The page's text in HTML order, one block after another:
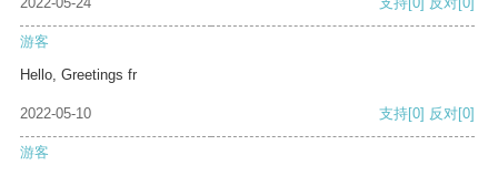
游客
Hello, Greetings fr
2022-05-10 支持[0] 反对[0]
游客